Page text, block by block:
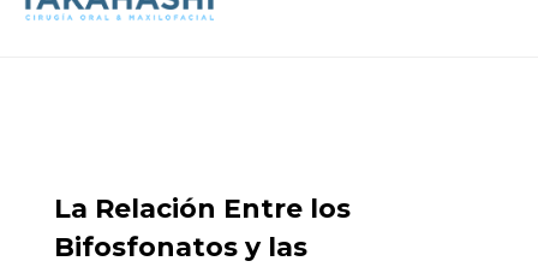
La Relación Entre los
Bifosfonatos y las